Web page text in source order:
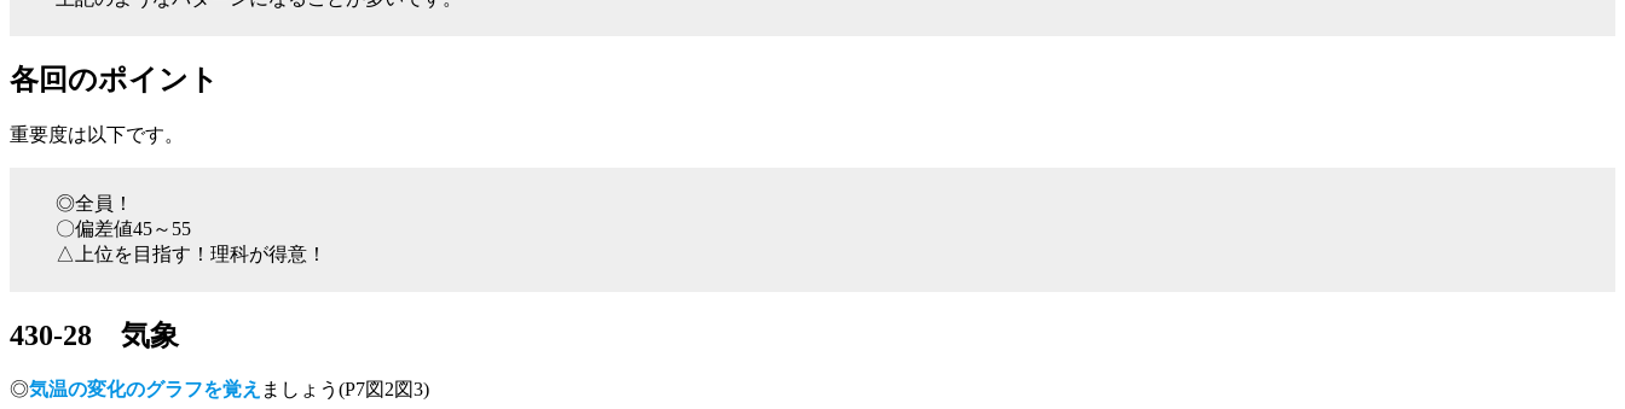
各回のポイント
重要度は以下です。
◎全員！
〇偏差値45～55
△上位を目指す！理科が得意！
430-28 気象
◎気温の変化のグラフを覚え ましょう(P7図2図3)